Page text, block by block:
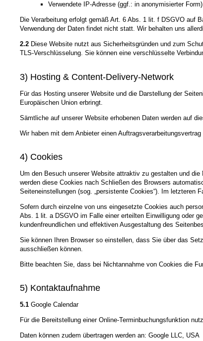
Verwendete IP-Adresse (ggf.: in anonymisierter Form)
Die Verarbeitung erfolgt gemäß Art. 6 Abs. 1 lit. f DSGVO auf
Verwendung der Daten findet nicht statt. Wir behalten uns
2.2 Diese Website nutzt aus Sicherheitsgründen und zum
TLS-Verschlüsselung. Sie können eine verschlüsselte
3) Hosting & Content-Delivery-Network
Für das Hosting unserer Website und die Darstellung der
Europäischen Union erbringt.
Sämtliche auf unserer Website erhobenen Daten werden auf
Wir haben mit dem Anbieter einen
4) Cookies
Um den Besuch unserer Website attraktiv zu gestalten und
werden diese Cookies nach Schließen des Browsers
Seiteneinstellungen (sog. „persistente Cookies“). Im letzteren
Sofern durch einzelne von uns eingesetzte Cookies auch
Abs. 1 lit. a DSGVO im Falle einer erteilten Einwilligung oder
kundenfreundlichen und effektiven Ausgestaltung des
Sie können Ihren Browser so einstellen, dass Sie über das
ausschließen können.
Bitte beachten Sie, dass bei Nichtannahme von Cookies die
5) Kontaktaufnahme
5.1 Google Calendar
Für die Bereitstellung einer Online-Terminbuchungsfunktion
Daten können zudem übertragen werden an: Google LLC, USA